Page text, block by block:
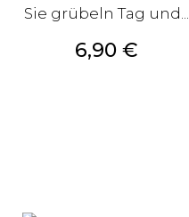
Sie grübeln Tag und...
Preis
6,90 €